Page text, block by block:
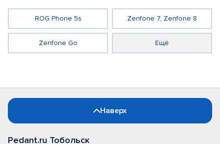
ROG Phone 5s Zenfone 7, Zenfone 8
Zenfone Go Ещё
Наверх
Pedant.ru Тобольск